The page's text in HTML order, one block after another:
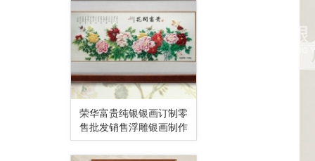
荣华富贵纯银银画订制零
售批发销售浮雕银画制作